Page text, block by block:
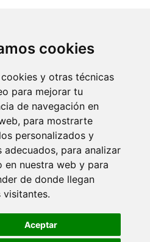
cookies
y otras técnicas
para mejorar tu
de navegación en
para mostrarte
personalizados y
adecuados, para analizar
en nuestra web y para
de donde llegan
visitantes.
Aceptar
1 – 28942 Madrid